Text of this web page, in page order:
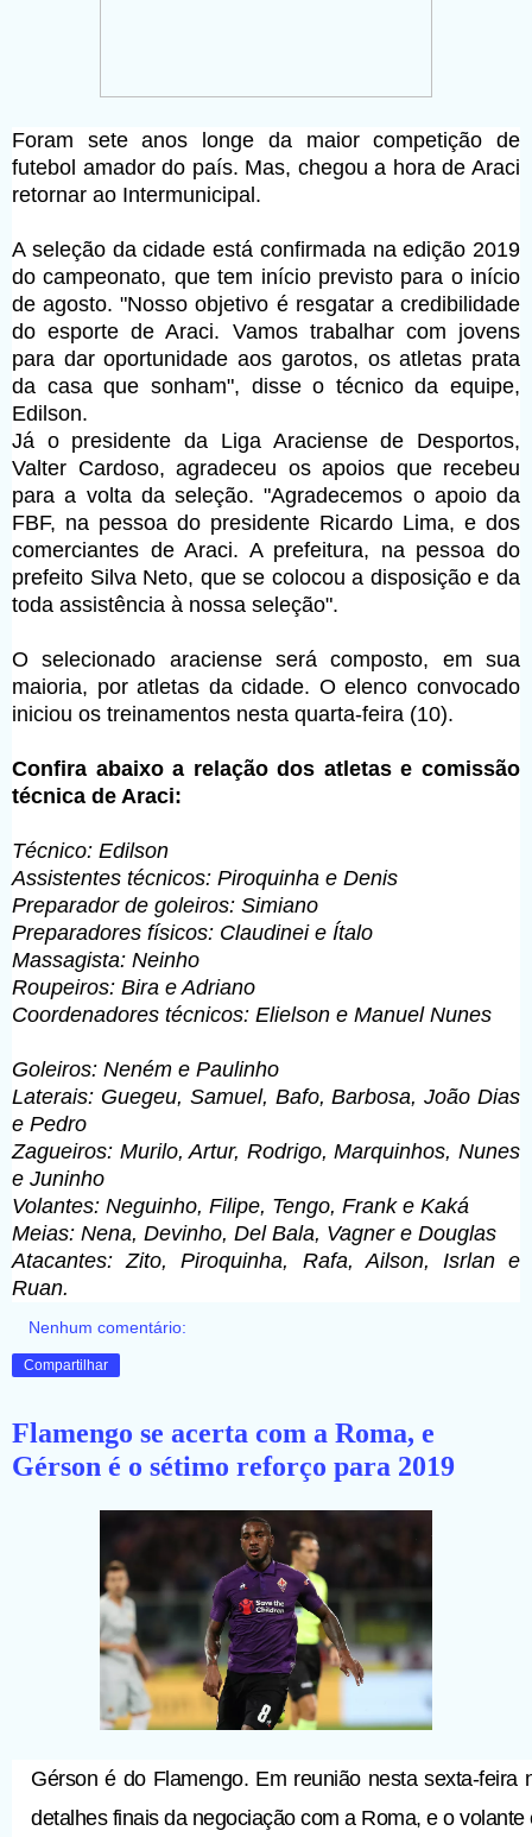
Foram sete anos longe da maior competição de
futebol amador do país. Mas, chegou a hora de Araci
retornar ao Intermunicipal.
A seleção da cidade está confirmada na edição 2019
do campeonato, que tem início previsto para o início
de agosto. "Nosso objetivo é resgatar a credibilidade
do esporte de Araci. Vamos trabalhar com jovens
para dar oportunidade aos garotos, os atletas prata
da casa que sonham", disse o técnico da equipe,
Edilson.
Já o presidente da Liga Araciense de Desportos,
Valter Cardoso, agradeceu os apoios que recebeu
para a volta da seleção. "Agradecemos o apoio da
FBF, na pessoa do presidente Ricardo Lima, e dos
comerciantes de Araci. A prefeitura, na pessoa do
prefeito Silva Neto, que se colocou a disposição e da
toda assistência à nossa seleção".
O selecionado araciense será composto, em sua
maioria, por atletas da cidade. O elenco convocado
iniciou os treinamentos nesta quarta-feira (10).
Confira abaixo a relação dos atletas e comissão
técnica de Araci:
Técnico: Edilson
Assistentes técnicos: Piroquinha e Denis
Preparador de goleiros: Simiano
Preparadores físicos: Claudinei e Ítalo
Massagista: Neinho
Roupeiros: Bira e Adriano
Coordenadores técnicos: Elielson e Manuel Nunes
Goleiros: Neném e Paulinho
Laterais: Guegeu, Samuel, Bafo, Barbosa, João Dias
e Pedro
Zagueiros: Murilo, Artur, Rodrigo, Marquinhos, Nunes
e Juninho
Volantes: Neguinho, Filipe, Tengo, Frank e Kaká
Meias: Nena, Devinho, Del Bala, Vagner e Douglas
Atacantes: Zito, Piroquinha, Rafa, Ailson, Isrlan e
Ruan.
Nenhum comentário:
Compartilhar
Flamengo se acerta com a Roma, e
Gérson é o sétimo reforço para 2019
Gérson é do Flamengo. Em reunião nesta sexta-feira
detalhes finais da negociação com a Roma, e o